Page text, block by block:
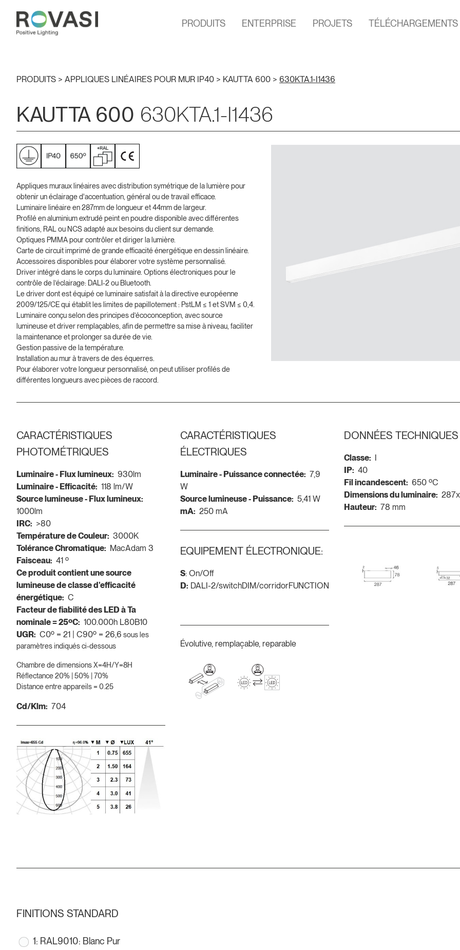
PRODUITS ENTERPRISE PROJETS TÉLÉCHARGEMENTS
PRODUITS > APPLIQUES LINÉAIRES POUR MUR IP40 > KAUTTA 600 > 630KTA.1-I1436
KAUTTA 600 630KTA.1-I1436
Appliques muraux linéaires avec distribution symétrique de la lumière pour
obtenir un éclairage d'accentuation, général ou de travail efficace.
Luminaire linéaire en 287mm de longueur et 44mm de largeur.
Profilé en aluminium extrudé peint en poudre disponible avec différentes
finitions, RAL ou NCS adapté aux besoins du client sur demande.
Optiques PMMA pour contrôler et diriger la lumière.
Carte de circuit imprimé de grande efficacité énergétique en dessin linéaire.
Accessoires disponibles pour élaborer votre système personnalisé.
Driver intégré dans le corps du luminaire. Options électroniques pour le
contrôle de l’éclairage: DALI-2 ou Bluetooth.
Le driver dont est équipé ce luminaire satisfait à la directive européenne
2009/125/CE qui établit les limites de papillotement : PstLM ≤ 1 et SVM ≤ 0,4.
Luminaire conçu selon des principes d’écoconception, avec source
lumineuse et driver remplaçables, afin de permettre sa mise à niveau, faciliter
la maintenance et prolonger sa durée de vie.
Gestion passive de la température.
Installation au mur à travers de des équerres.
Pour élaborer votre longueur personnalisé, on peut utiliser profilés de
différentes longueurs avec pièces de raccord.
CARACTÉRISTIQUES
PHOTOMÉTRIQUES
Luminaire - Flux lumineux: 930lm
Luminaire - Efficacité: 118 lm/W
Source lumineuse - Flux lumineux:
1000lm
IRC: >80
Température de Couleur: 3000K
Tolérance Chromatique: MacAdam 3
Faisceau: 41 º
Ce produit contient une source
lumineuse de classe d'efficacité
énergétique: C
Facteur de fiabilité des LED à Ta
nominale = 25ºC: 100.000h L80B10
UGR: C0º = 21 | C90º = 26,6 sous les
paramètres indiqués ci-dessous
Chambre de dimensions X=4H/Y=8H
Réflectance 20% | 50% | 70%
Distance entre appareils = 0.25
Cd/Klm: 704
CARACTÉRISTIQUES
ÉLECTRIQUES
Luminaire - Puissance connectée: 7,9
W
Source lumineuse - Puissance: 5,41 W
mA: 250 mA
EQUIPEMENT ÉLECTRONIQUE:
S: On/Off
D: DALI-2/switchDIM/corridorFUNCTION
Évolutive, remplaçable, reparable
DONNÉES TECHNIQUES
Classe: I
IP: 40
Fil incandescent: 650 ºC
Dimensions du luminaire:
Hauteur: 78 mm
FINITIONS STANDARD
1: RAL9010: Blanc Pur